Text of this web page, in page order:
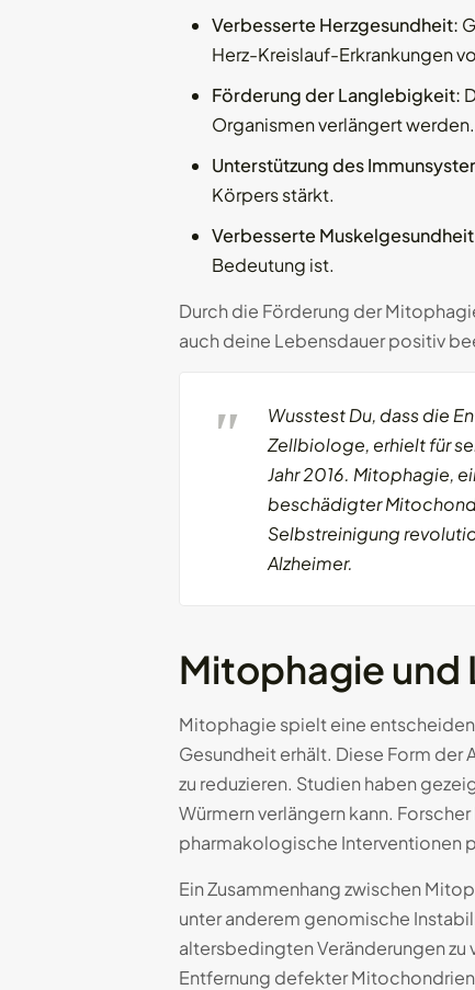
Verbesserte Herzgesundheit:
Herz-Kreislauf-Erkrankungen
Förderung der Langlebigkeit:
Organismen verlängert werden.
Unterstützung des
Körpers stärkt.
Verbesserte
Bedeutung ist.
Durch die Förderung der
auch deine Lebensdauer positiv
Wusstest Du, dass die
Zellbiologe, erhielt für
Jahr 2016. Mitophagie,
beschädigter
Selbstreinigung
Alzheimer.
Mitophagie und
Mitophagie spielt eine
Gesundheit erhält. Diese Form
zu reduzieren. Studien haben
Würmern verlängern kann.
pharmakologische Interventionen
Ein Zusammenhang zwischen
unter anderem genomische
altersbedingten Veränderungen
Entfernung defekter